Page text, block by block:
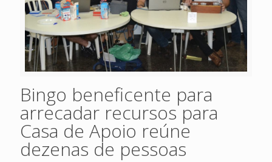
Bingo beneficente para
arrecadar recursos para
Casa de Apoio reúne
dezenas de pessoas